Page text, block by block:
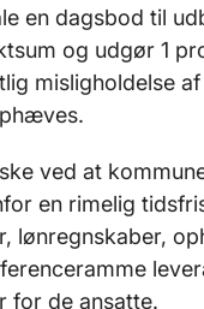
en dagsbod til
og udgør 1
misligholdelse af
ved at
en rimelig
lønregnskaber,
for de ansatte.